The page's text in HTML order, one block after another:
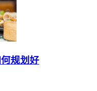
规划好